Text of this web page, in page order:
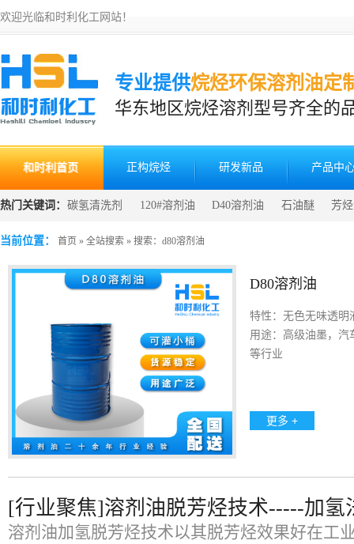
欢迎光临和时利化工网站！
专业提供烷烃环保溶剂油定
华东地区烷烃溶剂型号齐全的
和时利首页 正构烷烃 研发新品 产品中
热门关键词： 碳氢清洗剂 120#溶剂油 D40溶剂油 石油醚 芳
发 清洗剂生产原料
当前位置： 首页 » 全站搜索 » 搜索：d80溶剂油
D80溶剂油
特性：无色无味透明
用途：高级油墨，汽
等行业
更多 +
[行业聚焦]溶剂油脱芳烃技术-----加氢
溶剂油加氢脱芳烃技术以其脱芳烃效果好在工